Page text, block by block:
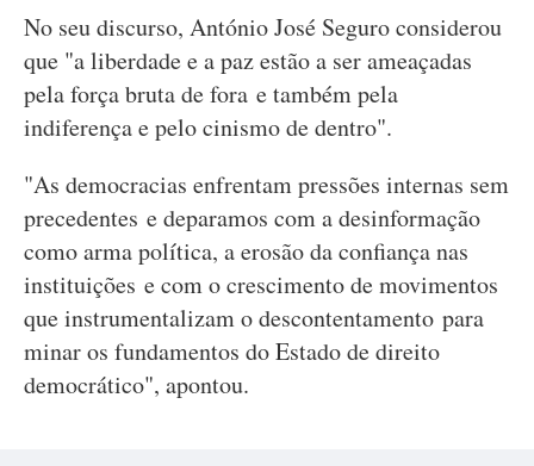
No seu discurso, António José Seguro considerou
que "a liberdade e a paz estão a ser ameaçadas
pela força bruta de fora e também pela
indiferença e pelo cinismo de dentro".
"As democracias enfrentam pressões internas sem
precedentes e deparamos com a desinformação
como arma política, a erosão da confiança nas
instituições e com o crescimento de movimentos
que instrumentalizam o descontentamento para
minar os fundamentos do Estado de direito
democrático", apontou.